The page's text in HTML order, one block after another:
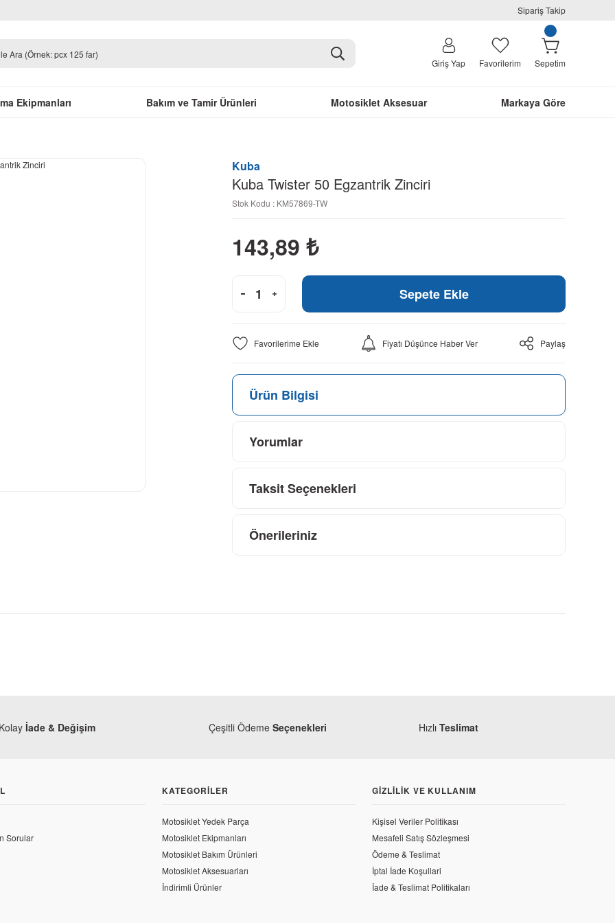
Sipariş Takip
Giriş Yap Favorilerim Sepetim
Ekipmanları Bakım ve Tamir Ürünleri Motosiklet Aksesuar Markaya Göre
Kuba
Kuba Twister 50 Egzantrik Zinciri
Stok Kodu : KM57869-TW
143,89 ₺
Sepete Ekle
Fiyatı Düşünce Haber Ver Paylaş
Ürün Bilgisi
Yorumlar
Taksit Seçenekleri
Önerileriniz
Yıldız Kırmızı
Kuba Trendy 50 Sele Kılıfı Yıldız Sarı
137,70 TL
Kuba Trendy 50 Sele Kılıfı Yıldız Beyaz
137,70 TL
Kolay İade & Değişim Çeşitli Ödeme Seçenekleri Hızlı Teslimat
Sorular
KATEGORILER
Motosiklet Yedek Parça
Motosiklet Ekipmanları
Motosiklet Bakım Ürünleri
Motosiklet Aksesuarları
İndirimli Ürünler
GIZLILIK VE KULLANIM
Kişisel Veriler Politikası
Mesafeli Satış Sözleşmesi
Ödeme & Teslimat
İptal İade Koşullari
İade & Teslimat Politikaları